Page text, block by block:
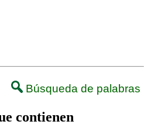
Búsqueda de palabras
contienen